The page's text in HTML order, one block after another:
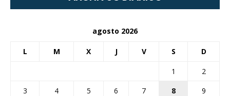
agosto 2026
L M X J V S D
1
2
3
4 5 6 7 8
9